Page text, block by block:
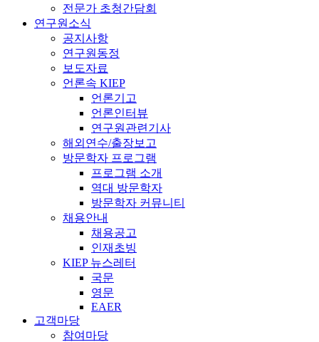
전문가 초청간담회
연구원소식
공지사항
연구원동정
보도자료
언론속 KIEP
언론기고
언론인터뷰
연구원관련기사
해외연수/출장보고
방문학자 프로그램
프로그램 소개
역대 방문학자
방문학자 커뮤니티
채용안내
채용공고
인재초빙
KIEP 뉴스레터
국문
영문
EAER
고객마당
참여마당